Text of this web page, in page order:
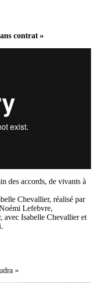
contrat »
des accords, de vivants à
Chevallier, réalisé par
Lefebvre,
avec Isabelle Chevallier et
»